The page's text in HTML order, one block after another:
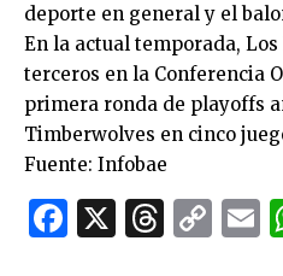
deporte en general y el
En la actual temporada,
terceros en la Conferencia
primera ronda de playoffs
Timberwolves en cinco
Fuente: Infobae
Facebook
X